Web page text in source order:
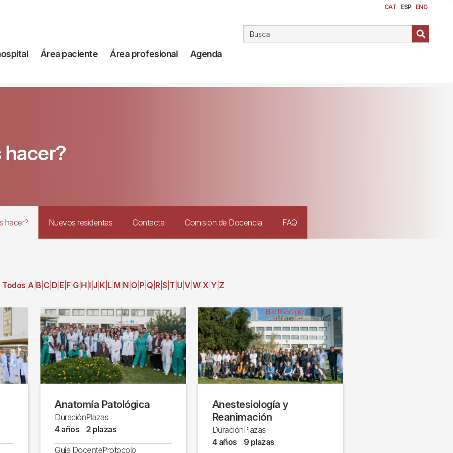
CAT ESP ENG
Área paciente Área profesional Agenda
hacer?
hacer? Nuevos residentes Contacta Comisión de Docencia FAQ
Todos A B C D E F G H I J K L M N O P Q R S T U V W X Y Z
Anatomía Patológica
Duración
4 años
Plazas
2 plazas
Guía DocenteProtocolo
Anestesiología y
Reanimación
Duración
4 años
Plazas
9 plazas